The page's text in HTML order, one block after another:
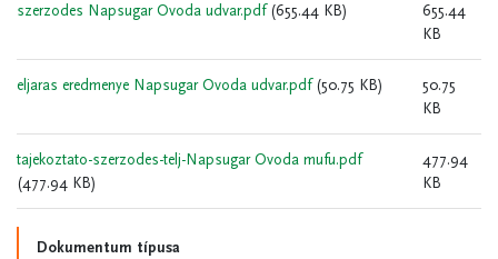
szerzodes Napsugar Ovoda udvar.pdf (655.44 KB)
655.44
KB
eljaras eredmenye Napsugar Ovoda udvar.pdf (50.75 KB)
50.75
KB
tajekoztato-szerzodes-telj-Napsugar Ovoda mufu.pdf
(477.94 KB)
477.94
KB
Dokumentum típusa